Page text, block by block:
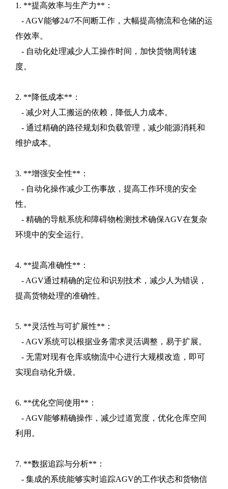
1. **提高效率与生产力**：
- AGV能够24/7不间断工作，大幅提高物流和仓储的运
作效率。
- 自动化处理减少人工操作时间，加快货物周转速
度。
2. **降低成本**：
- 减少对人工搬运的依赖，降低人力成本。
- 通过精确的路径规划和负载管理，减少能源消耗和
维护成本。
3. **增强安全性**：
- 自动化操作减少工伤事故，提高工作环境的安全
性。
- 精确的导航系统和障碍物检测技术确保AGV在复杂
环境中的安全运行。
4. **提高准确性**：
- AGV通过精确的定位和识别技术，减少人为错误，
提高货物处理的准确性。
5. **灵活性与可扩展性**：
- AGV系统可以根据业务需求灵活调整，易于扩展。
- 无需对现有仓库或物流中心进行大规模改造，即可
实现自动化升级。
6. **优化空间使用**：
- AGV能够精确操作，减少过道宽度，优化仓库空间
利用。
7. **数据追踪与分析**：
- 集成的系统能够实时追踪AGV的工作状态和货物信